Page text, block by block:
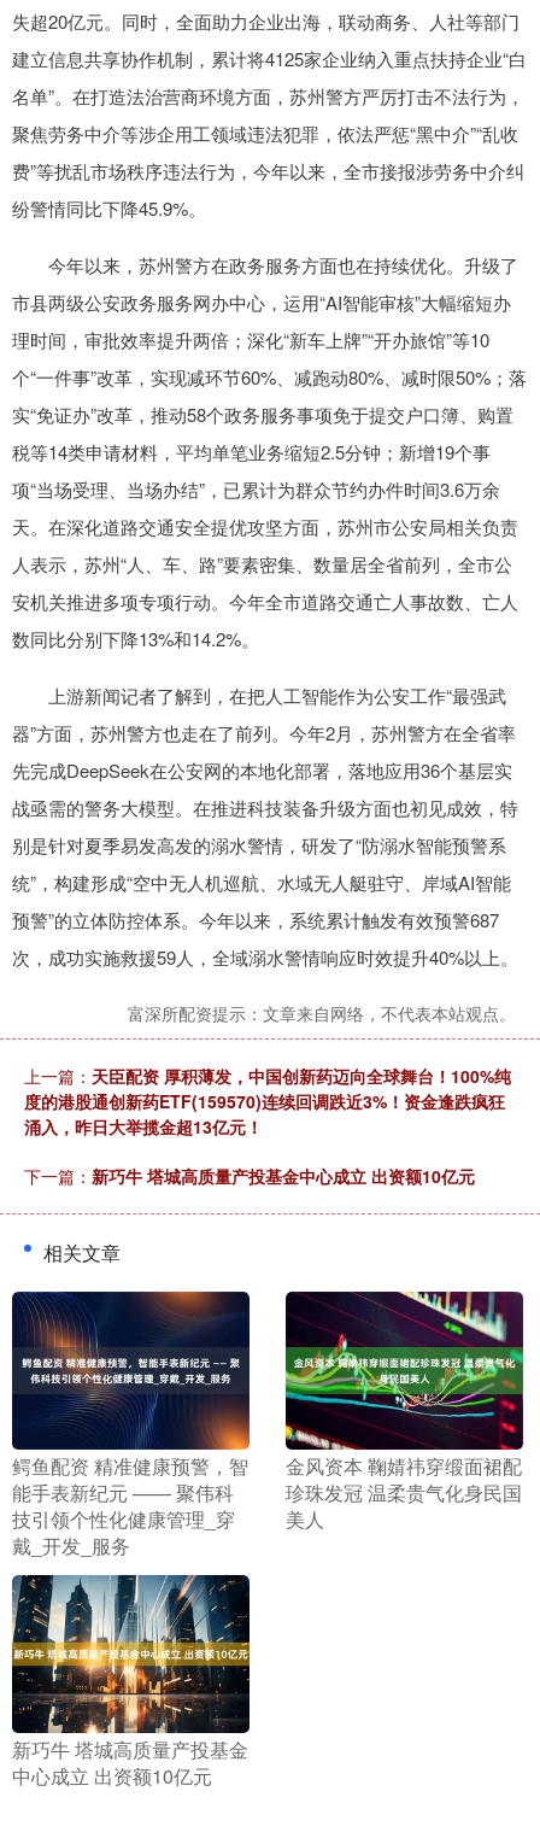
失超20亿元。同时，全面助力企业出海，联动商务、人社等部门
建立信息共享协作机制，累计将4125家企业纳入重点扶持企业“白
名单”。在打造法治营商环境方面，苏州警方严厉打击不法行为，
聚焦劳务中介等涉企用工领域违法犯罪，依法严惩“黑中介”“乱收
费”等扰乱市场秩序违法行为，今年以来，全市接报涉劳务中介纠
纷警情同比下降45.9%。
今年以来，苏州警方在政务服务方面也在持续优化。升级了
市县两级公安政务服务网办中心，运用“AI智能审核”大幅缩短办
理时间，审批效率提升两倍；深化“新车上牌”“开办旅馆”等10
个“一件事”改革，实现减环节60%、减跑动80%、减时限50%；落
实“免证办”改革，推动58个政务服务事项免于提交户口簿、购置
税等14类申请材料，平均单笔业务缩短2.5分钟；新增19个事
项“当场受理、当场办结”，已累计为群众节约办件时间3.6万余
天。在深化道路交通安全提优攻坚方面，苏州市公安局相关负责
人表示，苏州“人、车、路”要素密集、数量居全省前列，全市公
安机关推进多项专项行动。今年全市道路交通亡人事故数、亡人
数同比分别下降13%和14.2%。
上游新闻记者了解到，在把人工智能作为公安工作“最强武
器”方面，苏州警方也走在了前列。今年2月，苏州警方在全省率
先完成DeepSeek在公安网的本地化部署，落地应用36个基层实
战亟需的警务大模型。在推进科技装备升级方面也初见成效，特
别是针对夏季易发高发的溺水警情，研发了“防溺水智能预警系
统”，构建形成“空中无人机巡航、水域无人艇驻守、岸域AI智能
预警”的立体防控体系。今年以来，系统累计触发有效预警687
次，成功实施救援59人，全域溺水警情响应时效提升40%以上。
富深所配资提示：文章来自网络，不代表本站观点。
上一篇： 天臣配资 厚积薄发，中国创新药迈向全球舞台！100%纯
度的港股通创新药ETF(159570)连续回调跌近3%！资金逢跌疯狂
涌入，昨日大举揽金超13亿元！
下一篇： 新巧牛 塔城高质量产投基金中心成立 出资额10亿元
相关文章
​鳄鱼配资 精准健康预警，智
能手表新纪元 —— 聚伟科
技引领个性化健康管理_穿
戴_开发_服务
​金风资本 鞠婧祎穿缎面裙配
珍珠发冠 温柔贵气化身民国
美人
​新巧牛 塔城高质量产投基金
中心成立 出资额10亿元